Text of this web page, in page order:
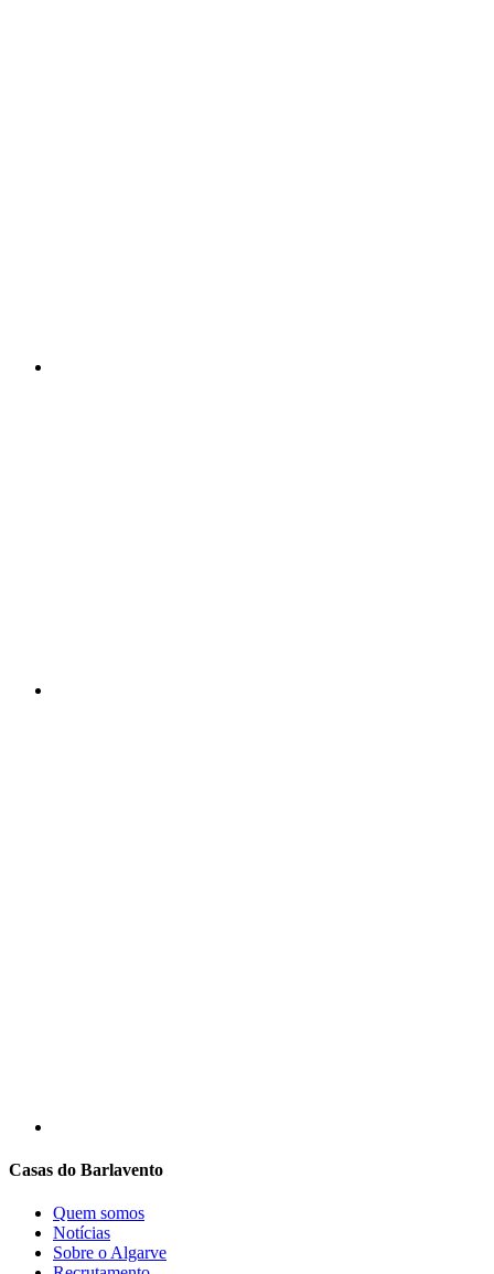
Casas do Barlavento
Quem somos
Notícias
Sobre o Algarve